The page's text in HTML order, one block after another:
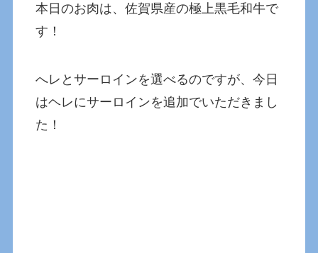
本日のお肉は、佐賀県産の極上黒毛和牛で
す！
へレとサーロインを選べるのですが、今日
はヘレにサーロインを追加でいただきまし
た！